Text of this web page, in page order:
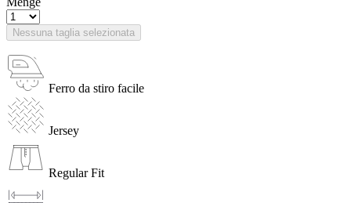
Nessuna taglia selezionata
Ferro da stiro facile
Jersey
Regular Fit